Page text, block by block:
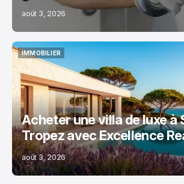
août 3, 2026
IMMOBILIER
IMMOBILIER
Acheter une villa de luxe à
Tropez avec Excellence
août 3, 2026